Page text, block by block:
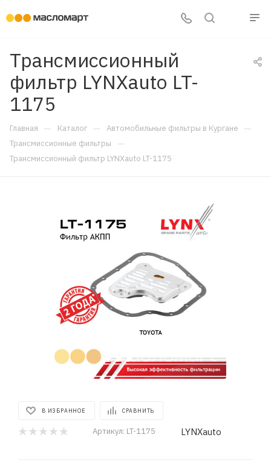
Трансмиссионный
фильтр LYNXauto LT-
1175
Главная — Каталог — Автомобильные фильтры в Кургане —
Трансмиссионные фильтры —
Трансмиссионный фильтр LYNXauto LT-1175
В ИЗБРАННОЕ СРАВНИТЬ
Артикул: LT-1175 LYNXauto